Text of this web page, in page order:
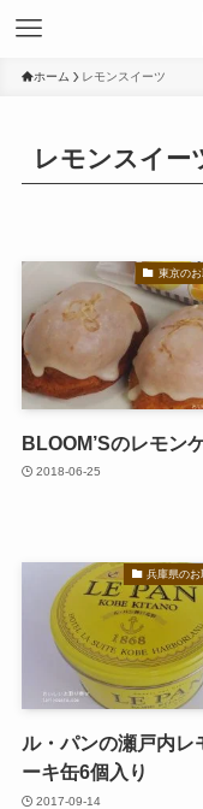
ホーム レモンスイーツ
レモンスイー
東京の
BLOOM’Sのレモン
2018-06-25
兵庫県のお
ル・パンの瀬戸内レ
ーキ缶6個入り
2017-09-14